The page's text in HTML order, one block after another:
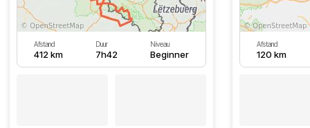
Afstand
412 km
Duur
7h42
Niveau
Beginner
Afstand
120 km